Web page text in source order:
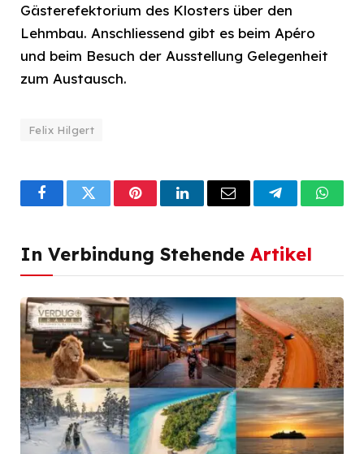
Gästerefektorium des Klosters über den
Lehmbau. Anschliessend gibt es beim Apéro
und beim Besuch der Ausstellung Gelegenheit
zum Austausch.
Felix Hilgert
FacebookTwitterPinterestLinkedInEmail Telegram
In Verbindung Stehende Artikel